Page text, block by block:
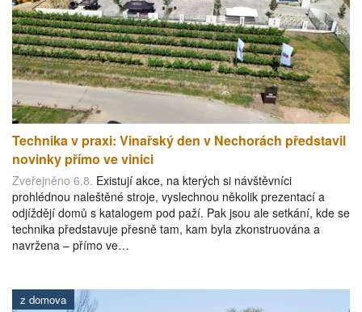
Technika v praxi: Vinařský den v Nechorách představil
novinky přímo ve vinici
Zveřejněno 6.8. Existují akce, na kterých si návštěvníci
prohlédnou naleštěné stroje, vyslechnou několik prezentací a
odjíždějí domů s katalogem pod paží. Pak jsou ale setkání, kde se
technika představuje přesně tam, kam byla zkonstruována a
navržena – přímo ve…
z domova